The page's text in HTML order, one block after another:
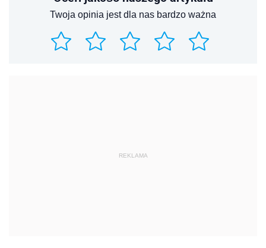
Twoja opinia jest dla nas bardzo ważna
REKLAMA